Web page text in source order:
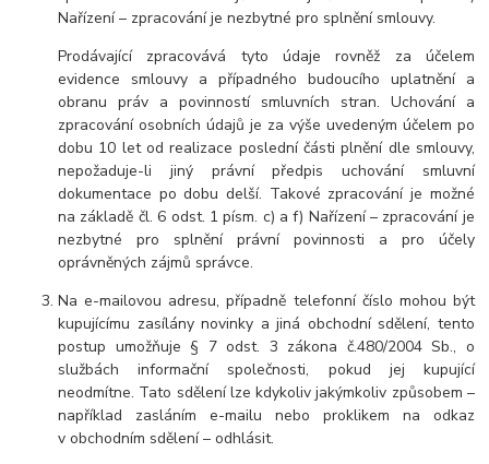
Nařízení – zpracování je nezbytné pro splnění smlouvy.
Prodávající zpracovává tyto údaje rovněž za účelem
evidence smlouvy a případného budoucího uplatnění a
obranu práv a povinností smluvních stran. Uchování a
zpracování osobních údajů je za výše uvedeným účelem po
dobu 10 let od realizace poslední části plnění dle smlouvy,
nepožaduje-li jiný právní předpis uchování smluvní
dokumentace po dobu delší. Takové zpracování je možné
na základě čl. 6 odst. 1 písm. c) a f) Nařízení – zpracování je
nezbytné pro splnění právní povinnosti a pro účely
oprávněných zájmů správce.
Na e-mailovou adresu, případně telefonní číslo mohou být
kupujícímu zasílány novinky a jiná obchodní sdělení, tento
postup umožňuje § 7 odst. 3 zákona č.480/2004 Sb., o
službách informační společnosti, pokud jej kupující
neodmítne. Tato sdělení lze kdykoliv jakýmkoliv způsobem –
například zasláním e-mailu nebo proklikem na odkaz
v obchodním sdělení – odhlásit.